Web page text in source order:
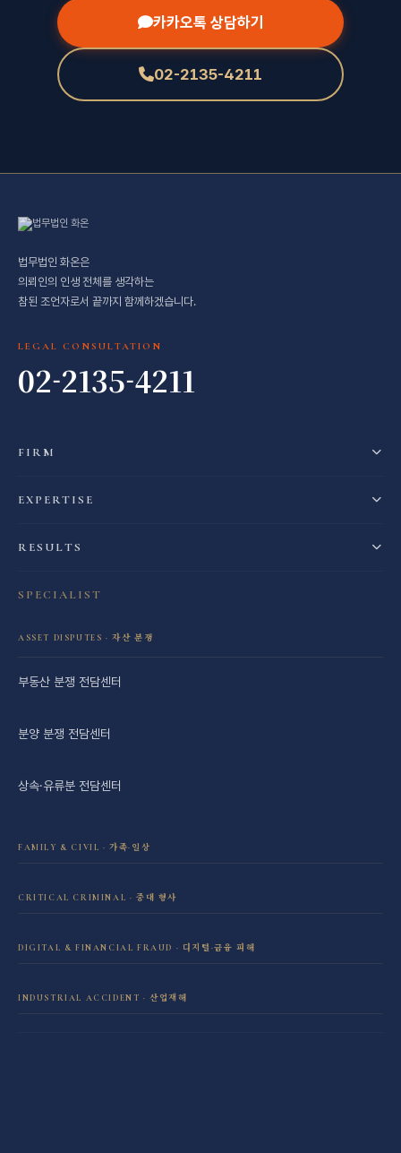
카카오톡 상담하기
02-2135-4211
법무법인 화온은
의뢰인의 인생 전체를 생각하는
참된 조언자로서 끝까지 함께하겠습니다.
LEGAL CONSULTATION
02-2135-4211
FIRM
EXPERTISE
RESULTS
SPECIALIST
ASSET DISPUTES · 자산 분쟁
부동산 분쟁 전담센터
분양 분쟁 전담센터
상속·유류분 전담센터
FAMILY & CIVIL · 가족·일상
학교폭력 전담센터
CRITICAL CRIMINAL · 중대 형사
DIGITAL & FINANCIAL FRAUD · 디지털·금융 피해
INDUSTRIAL ACCIDENT · 산업재해